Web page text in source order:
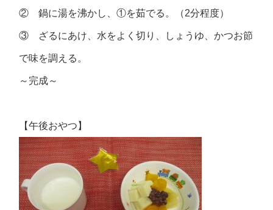
② 鍋に湯を沸かし、①を茹でる。（2分程度）
③ ざるにあけ、水をよく切り、しょうゆ、かつお節
で味を調える。
～完成～
【午後おやつ】